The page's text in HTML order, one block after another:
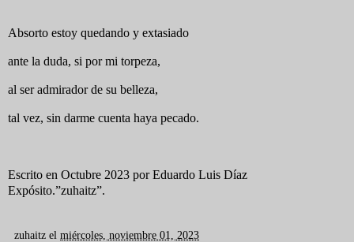
Absorto estoy quedando y extasiado
ante la duda, si por mi torpeza,
al ser admirador de su belleza,
tal vez, sin darme cuenta haya pecado.
Escrito en Octubre 2023 por Eduardo Luis Díaz
Expósito.”zuhaitz”.
zuhaitz el miércoles, noviembre 01, 2023